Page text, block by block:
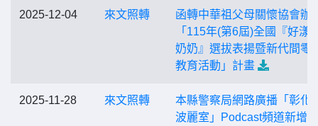
2025-12-04 來文照轉
函轉中華祖父母關懷協會辦
「115年(第6屆)全國『好漾
奶奶』選拔表揚暨新代間零
教育活動」計畫
2025-11-28 來文照轉
本縣警察局網路廣播「彰化
波麗室」Podcast頻道新增